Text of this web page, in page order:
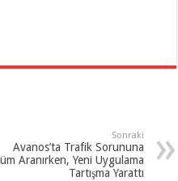
Sonraki
Avanos’ta Trafik Sorununa
Aranırken, Yeni Uygulama
Tartışma Yarattı